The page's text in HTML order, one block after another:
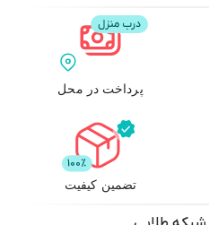
پرداخت در محل
تضمین کیفیت